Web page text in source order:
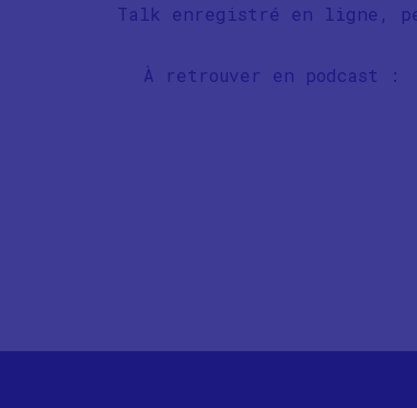
Talk enregistré en ligne,
À retrouver en podcast :